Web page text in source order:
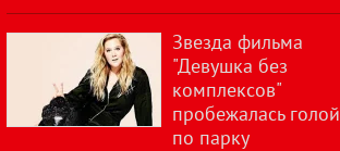
Звезда фильма
"Девушка без
комплексов"
пробежалась голой
по парку